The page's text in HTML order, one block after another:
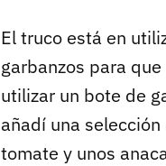
El truco está en
garbanzos para que
utilizar un bote de
añadí una
tomate y unos